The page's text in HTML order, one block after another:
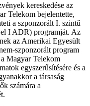
kereskedése az
Telekom bejelentette,
a szponzorált I. szintű
I ADR) programját. Az
az Amerikai Egyesült
szponzorált program
Magyar Telekom
egyszerűsítésére és a
a társaság
számára a